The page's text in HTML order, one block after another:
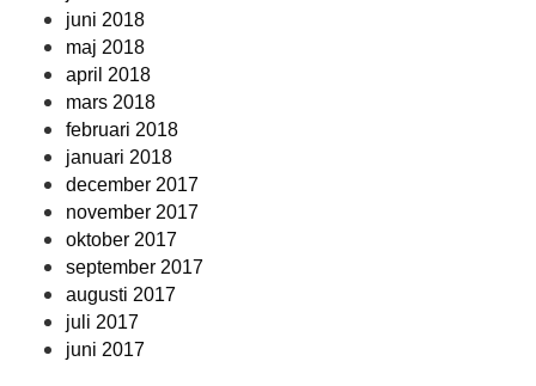
juni 2018
maj 2018
april 2018
mars 2018
februari 2018
januari 2018
december 2017
november 2017
oktober 2017
september 2017
augusti 2017
juli 2017
juni 2017